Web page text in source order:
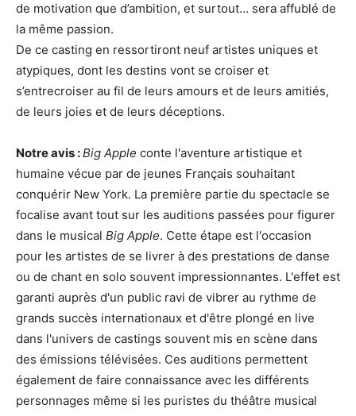
de motivation que d’ambition, et surtout… sera affublé de
la même passion.
De ce casting en ressortiront neuf artistes uniques et
atypiques, dont les destins vont se croiser et
s’entrecroiser au fil de leurs amours et de leurs amitiés,
de leurs joies et de leurs déceptions.
Notre avis :Big Apple conte l'aventure artistique et
humaine vécue par de jeunes Français souhaitant
conquérir New York. La première partie du spectacle se
focalise avant tout sur les auditions passées pour figurer
dans le musical Big Apple. Cette étape est l'occasion
pour les artistes de se livrer à des prestations de danse
ou de chant en solo souvent impressionnantes. L'effet est
garanti auprès d'un public ravi de vibrer au rythme de
grands succès internationaux et d'être plongé en live
dans l'univers de castings souvent mis en scène dans
des émissions télévisées. Ces auditions permettent
également de faire connaissance avec les différents
personnages même si les puristes du théâtre musical